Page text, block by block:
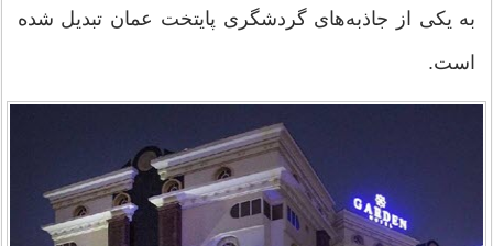
به یکی از جاذبه‌های گردشگری پایتخت عمان تبدیل شده
است.